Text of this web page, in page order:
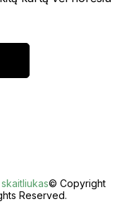
© Copyright
Reserved.